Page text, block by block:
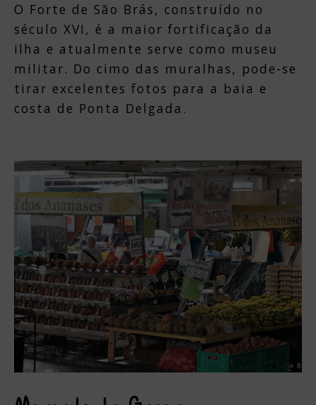
O Forte de São Brás, construído no
século XVI, é a maior fortificação da
ilha e atualmente serve como museu
militar. Do cimo das muralhas, pode-se
tirar excelentes fotos para a baia e
costa de Ponta Delgada.